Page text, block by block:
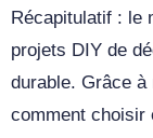
Récapitulatif : le
projets DIY de
durable. Grâce
comment choisir